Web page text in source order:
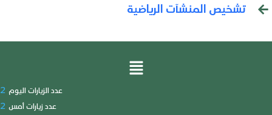
تشخيص المنشآت الرياضية
عدد الزيارات اليوم 2
عدد زيارات أمس 2